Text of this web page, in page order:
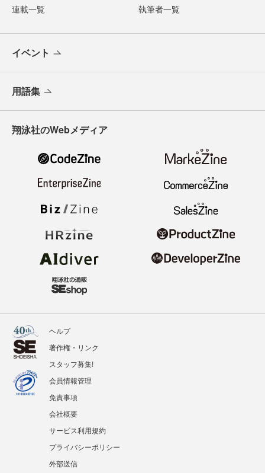
連載一覧 執筆者一覧
イベント
用語集
翔泳社のWebメディア
ヘルプ
著作権・リンク
スタッフ募集!
会員情報管理
免責事項
会社概要
サービス利用規約
プライバシーポリシー
外部送信